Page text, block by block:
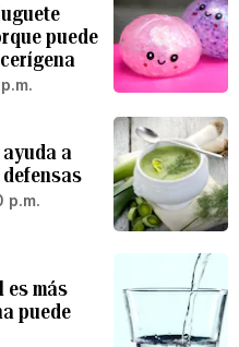
puede
ayuda a
p.m.
es más
puede